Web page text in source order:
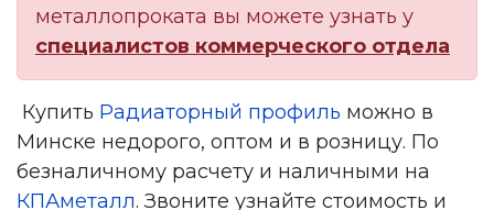
металлопроката вы можете узнать у
специалистов коммерческого отдела
Купить Радиаторный профиль можно в
Минске недорого, оптом и в розницу. По
безналичному расчету и наличными на
КПАметалл. Звоните узнайте стоимость и